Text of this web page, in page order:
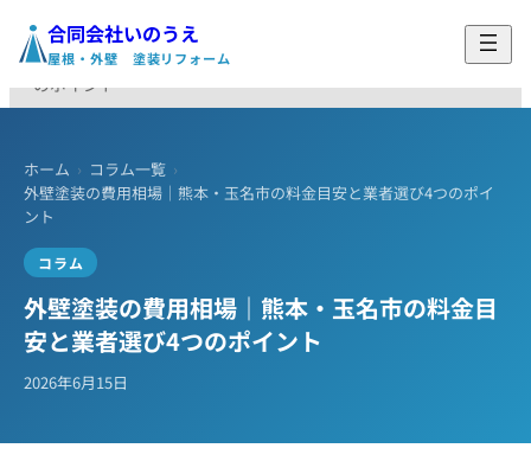
合同会社いのうえ
屋根・外壁 塗装リフォーム
ホーム › コラム ›
外壁塗装の費用相場｜熊本・玉名市の料金目安と業者選び4つ
のポイント
ホーム › コラム一覧 ›
外壁塗装の費用相場｜熊本・玉名市の料金目安と業者選び4つのポイ
ント
コラム
外壁塗装の費用相場｜熊本・玉名市の料金目
安と業者選び4つのポイント
2026年6月15日